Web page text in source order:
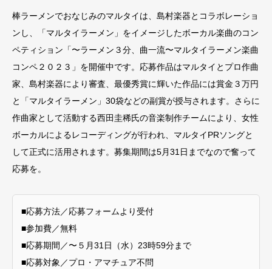
棒ラーメンでおなじみのマルタイは、島村楽器とコラボレーショ
ンし、「マルタイラーメン」をイメージしたボーカル楽曲のコン
ペティション「〜ラーメン３分、曲一流〜マルタイラーメン楽曲
コンペ２０２３」を開催中です。応募作品はマルタイとプロ作曲
家、島村楽器により審査、最優秀賞に輝いた作品には賞金３万円
と「マルタイラーメン」30袋などの副賞が授与されます。さらに
作曲家として活動する西田圭稀氏の音楽制作チームにより、女性
ボーカルによるレコーディングが行われ、マルタイPRソングと
して正式に活用されます。募集期間は5月31日までなので奮って
応募を。
■応募方法／応募フォームより受付
■参加費／無料
■応募期間／〜５月31日（水）23時59分まで
■応募対象／プロ・アマチュア不問